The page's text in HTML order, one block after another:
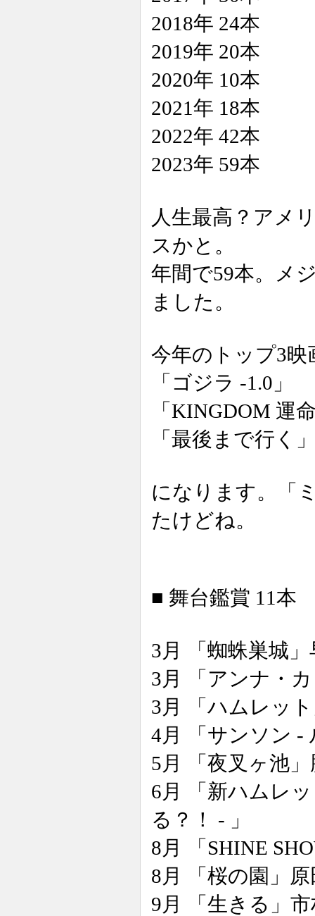
2018年 24本
2019年 20本
2020年 10本
2021年 18本
2022年 42本
2023年 59本
人生最高？アメ
スかと。
年間で59本。メ
ました。
今年のトップ3映
「ゴジラ -1.0」
「KINGDOM 運
「最後まで行く
になります。「
たけどね。
■ 舞台鑑賞 11本
3月 「蜘蛛巣城
3月 「アンナ・
3月 「ハムレッ
4月 「サンソン -
5月 「夜叉ヶ池
6月 「新ハムレ
る？！ - 」
8月 「SHINE
8月 「桜の園」
9月 「生きる」